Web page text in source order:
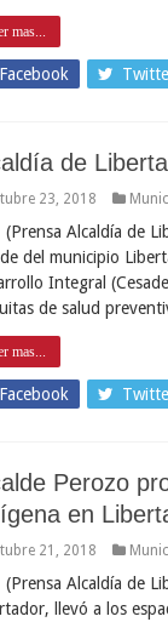
mas...
Facebook
de
23, 2018
(Prensa Alcaldía de
del municipio
Integral
de salud
mas...
Facebook
Perozo
en
21, 2018
(Prensa Alcaldía de
llevó a los